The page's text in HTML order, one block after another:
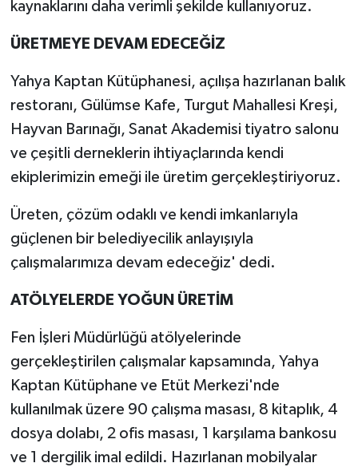
kaynaklarını daha verimli şekilde kullanıyoruz.
ÜRETMEYE DEVAM EDECEĞİZ
Yahya Kaptan Kütüphanesi, açılışa hazırlanan balık
restoranı, Gülümse Kafe, Turgut Mahallesi Kreşi,
Hayvan Barınağı, Sanat Akademisi tiyatro salonu
ve çeşitli derneklerin ihtiyaçlarında kendi
ekiplerimizin emeği ile üretim gerçekleştiriyoruz.
Üreten, çözüm odaklı ve kendi imkanlarıyla
güçlenen bir belediyecilik anlayışıyla
çalışmalarımıza devam edeceğiz' dedi.
ATÖLYELERDE YOĞUN ÜRETİM
Fen İşleri Müdürlüğü atölyelerinde
gerçekleştirilen çalışmalar kapsamında, Yahya
Kaptan Kütüphane ve Etüt Merkezi'nde
kullanılmak üzere 90 çalışma masası, 8 kitaplık, 4
dosya dolabı, 2 ofis masası, 1 karşılama bankosu
ve 1 dergilik imal edildi. Hazırlanan mobilyalar